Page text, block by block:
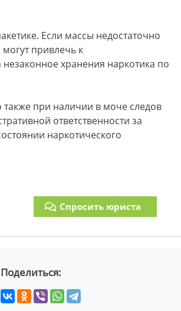
Если массы недостаточно
привлечь к
хранения наркотика по
также при наличии в моче следов
ответственности за
наркотического
Спросить юриста
Поделиться: